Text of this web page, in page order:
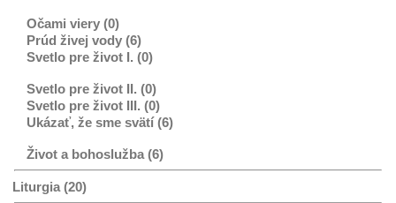
Očami viery (0)
Prúd živej vody (6)
Svetlo pre život I. (0)
Svetlo pre život II. (0)
Svetlo pre život III. (0)
Ukázať, že sme svätí (6)
Život a bohoslužba (6)
Liturgia (20)